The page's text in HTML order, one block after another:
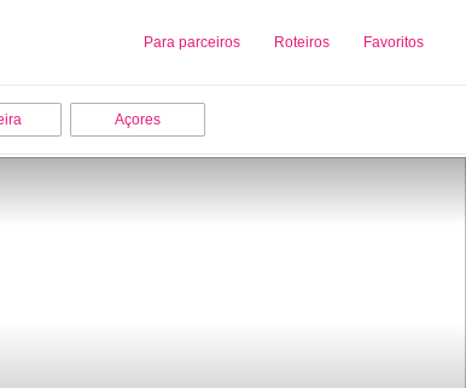
Para parceiros Roteiros Favoritos
Sobre nós Adicionar uma Empresa
Açores